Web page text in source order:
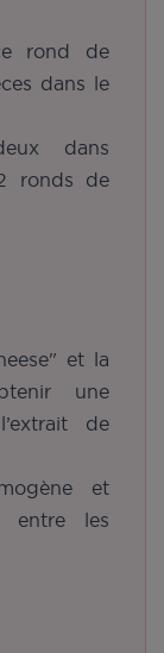
rond de
dans le
dans
ronds de
et la
une
de
et
entre les